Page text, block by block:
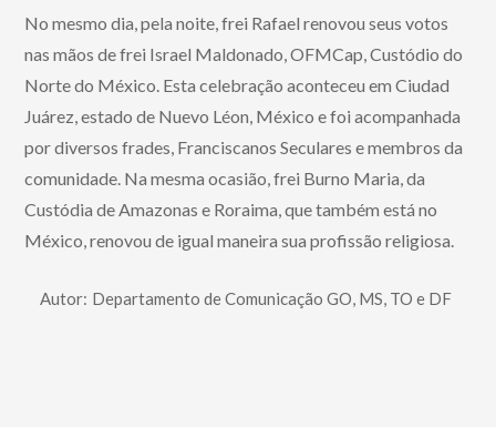
No mesmo dia, pela noite, frei Rafael renovou seus votos
nas mãos de frei Israel Maldonado, OFMCap, Custódio do
Norte do México. Esta celebração aconteceu em Ciudad
Juárez, estado de Nuevo Léon, México e foi acompanhada
por diversos frades, Franciscanos Seculares e membros da
comunidade. Na mesma ocasião, frei Burno Maria, da
Custódia de Amazonas e Roraima, que também está no
México, renovou de igual maneira sua profissão religiosa.
Autor: Departamento de Comunicação GO, MS, TO e DF